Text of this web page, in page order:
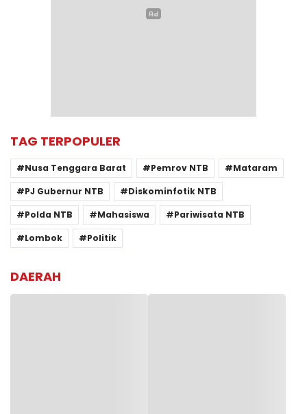
TAG TERPOPULER
Nusa Tenggara Barat Pemrov NTB
Mataram
PJ Gubernur NTB
Diskominfotik NTB
Polda NTB
Mahasiswa
Pariwisata NTB
Lombok
Politik
DAERAH